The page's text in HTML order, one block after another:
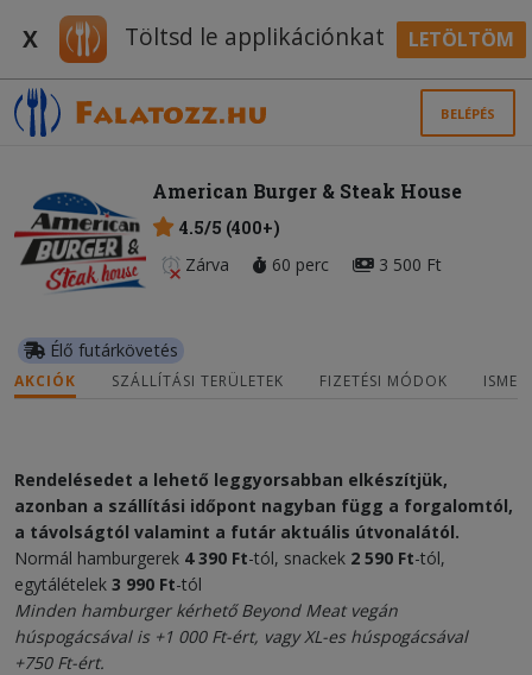
X Töltsd le applikációnkat LETÖLTÖM
BELÉPÉS
American Burger & Steak House
4.5/5 (400+)
Zárva
60 perc 3 500 Ft
Élő futárkövetés
AKCIÓK SZÁLLÍTÁSI TERÜLETEK FIZETÉSI MÓDOK
Rendelésedet a lehető leggyorsabban elkészítjük,
azonban a szállítási időpont nagyban függ a forgalomtól,
a távolságtól valamint a futár aktuális útvonalától.
Normál hamburgerek 4 390 Ft-tól, snackek 2 590 Ft-tól,
egytálételek 3 990 Ft-tól
Minden hamburger kérhetőBeyond Meat vegán
húspogácsávalis +1 000 Ft-ért, vagy XL-es húspogácsával
+750 Ft-ért.